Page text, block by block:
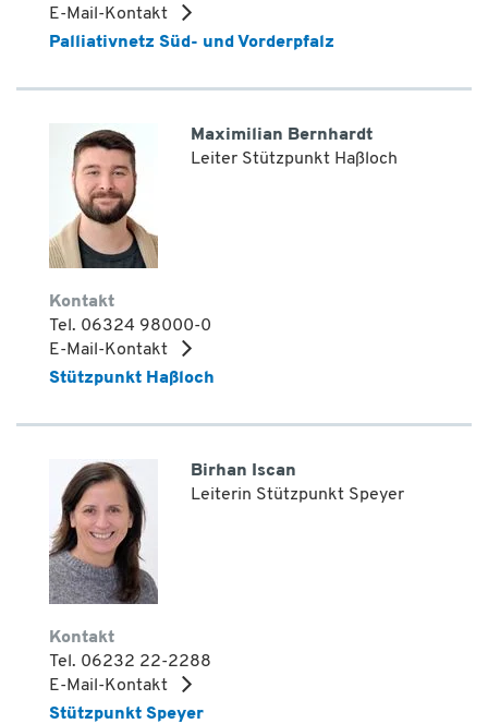
E-Mail-Kontakt
Palliativnetz Süd- und Vorderpfalz
Maximilian Bernhardt
Leiter Stützpunkt Haßloch
Kontakt
Tel. 06324 98000-0
E-Mail-Kontakt
Stützpunkt Haßloch
Birhan Iscan
Leiterin Stützpunkt Speyer
Kontakt
Tel. 06232 22-2288
E-Mail-Kontakt
Stützpunkt Speyer